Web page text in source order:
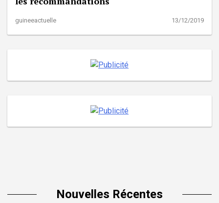
guineeactuelle 13/12/2019
Nouvelles Récentes